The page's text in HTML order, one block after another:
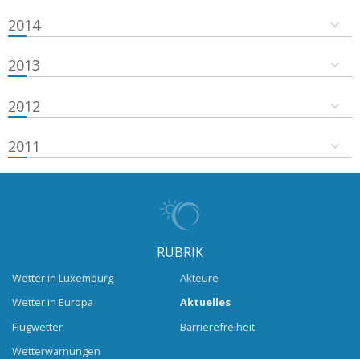
2014
2013
2012
2011
RUBRIK
Wetter in Luxemburg
Wetter in Europa
Flugwetter
Wetterwarnungen
Akteure
Aktuelles
Barrierefreiheit